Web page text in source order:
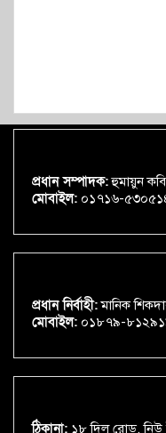
প্রধান সম্পাদক:হুমায়ুন
মোবাইল: ০১৭১৬-
প্রধান নির্বাহী:মানিক
মোবাইল: ০১৮৭৯-
ঠিকানা: ১৮ দিলু রোড, নিউ